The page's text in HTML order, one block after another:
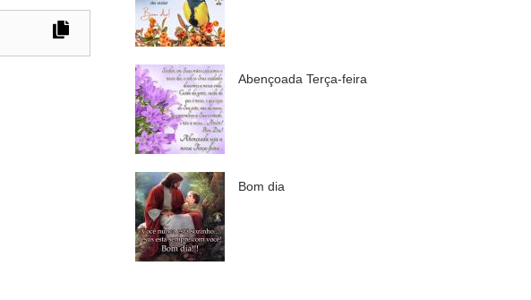
Abençoada Terça-feira
Bom dia